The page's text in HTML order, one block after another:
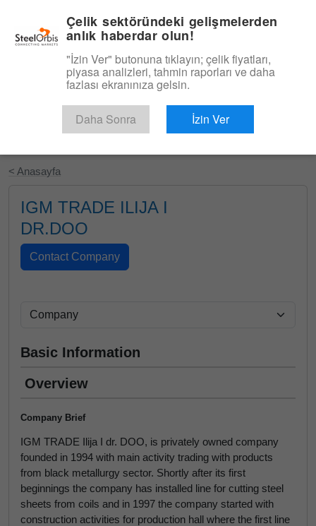
Ücretsiz Deneyin
< Anasayfa
IGM TRADE ILIJA I
DR.DOO
Basic Information
Overview
Company Brief
IGM TRADE Ilija I dr. DOO, is privately owned company
founded in 1994 with main activity trading with products
from black metallurgy sector. Shortly after its first
beginnings the company has installed line for cutting steel
sheets from coils and in 1997 the company started with
construction activities for production hall where the first line
Çelik sektöründeki gelişmelerden
anlık haberdar olun!
"İzin Ver" butonuna tıklayın; çelik fiyatları,
piyasa analizleri, tahmin raporları ve daha
fazlası ekranınıza gelsin.
Daha Sonra İzin Ver